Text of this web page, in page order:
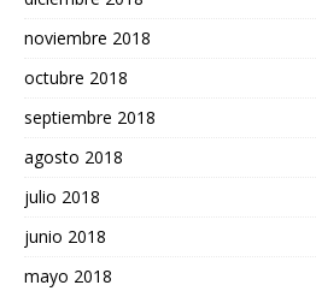
noviembre 2018
octubre 2018
septiembre 2018
agosto 2018
julio 2018
junio 2018
mayo 2018